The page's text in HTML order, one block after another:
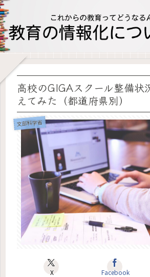
高校のGIGAスクール整備状
えてみた（都道府県別）
文部科学省
X Facebook